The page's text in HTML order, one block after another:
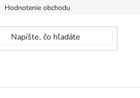
Hodnotenie obchodu